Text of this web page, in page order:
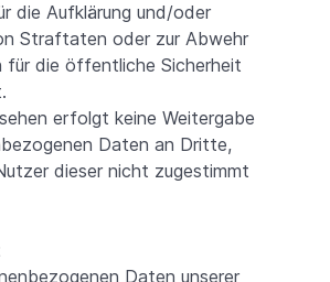
die Aufklärung und/oder
Straftaten oder zur Abwehr
für die öffentliche Sicherheit
erfolgt keine Weitergabe
Daten an Dritte,
dieser nicht zugestimmt
Daten unserer